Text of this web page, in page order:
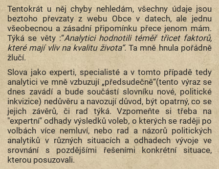
Tentokrát u něj chyby nehledám, všechny údaje jsou
beztoho převzaty z webu Obce v datech, ale jednu
všeobecnou a zásadní připomínku přece jenom mám.
Týká se věty :“Analytici hodnotili téměř třicet faktorů,
které mají vliv na kvalitu života“. Ta mně hnula pořádně
žlučí.
Slova jako experti, specialisté a v tomto případě tedy
analytici ve mně vzbuzují „předsudečně“(tento výraz se
dnes zavádí a bude součástí slovníku nové, politické
inkvizice) nedůvěru a navozují důvod, být opatrný, co se
jejich závěrů, či rad týká. Vzpomeňte si třeba na
"expertní" odhady výsledků voleb, o kterých se raději po
volbách více nemluví, nebo rad a názorů politických
analytiků v různých situacích a odhadech vývoje ve
srovnání s pozdějšími řešeními konkrétní situace,
kterou posuzovali.